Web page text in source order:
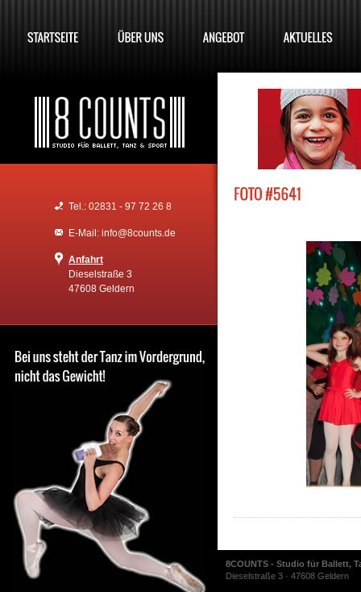
Tel.: 02831 - 97 72 26 8
E-Mail: info@8counts.de
Anfahrt
Dieselstraße 3
47608 Geldern
8COUNTS - Studio für Ballett,
Dieselstraße 3 · 47608 Geldern